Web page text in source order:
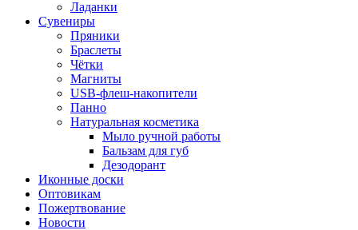
Ладанки
Сувениры
Пряники
Браслеты
Чётки
Магниты
USB-флеш-накопители
Панно
Натуральная косметика
Мыло ручной работы
Бальзам для губ
Дезодорант
Иконные доски
Оптовикам
Пожертвование
Новости